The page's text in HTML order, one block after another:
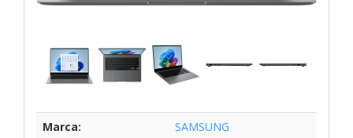
Marca:
SAMSUNG